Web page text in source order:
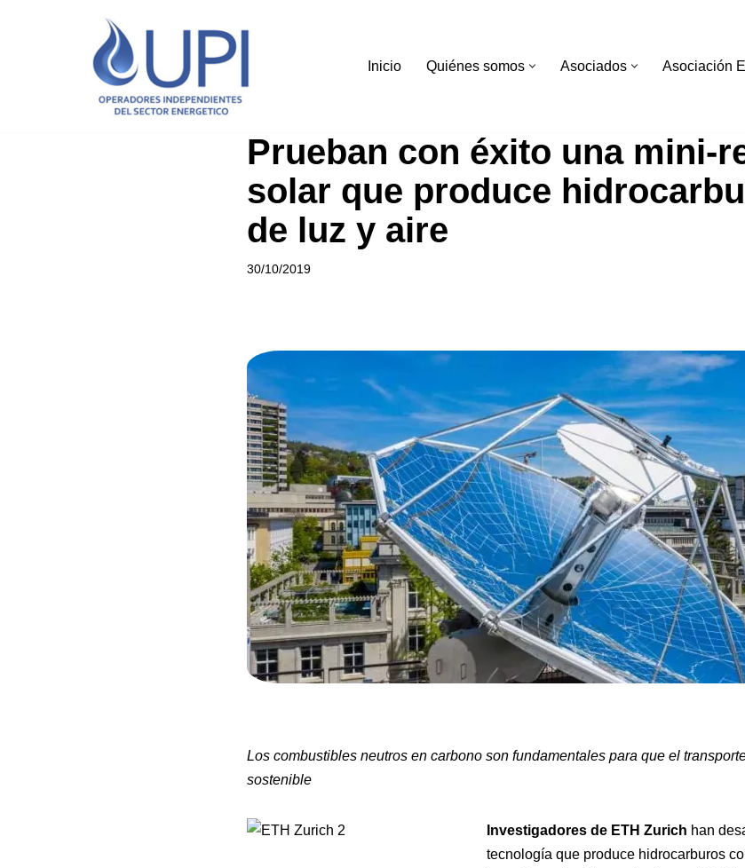
Inicio Quiénes somos Asociados Asociación
Prueban con éxito una mini-
solar que produce
de luz y aire
30/10/2019
Los combustibles neutros en carbono son fundamentales para que el
sostenible
Investigadores de ETH Zurich han
tecnología que produce hidrocarburos